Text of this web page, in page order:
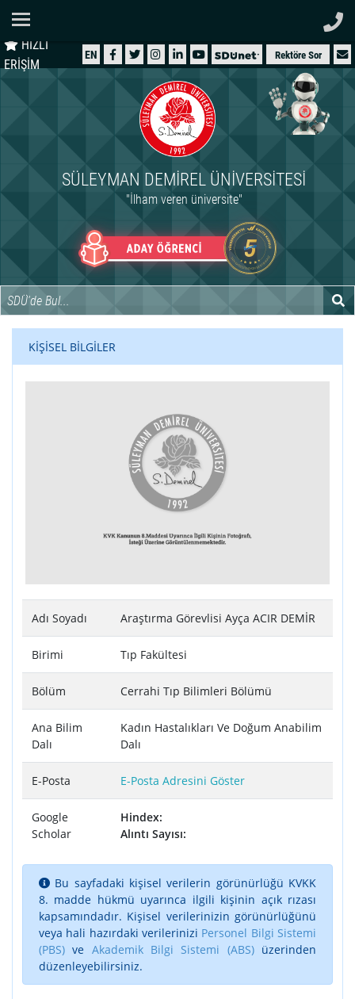
HIZLI
ERİŞİM
EN Rektöre Sor
SÜLEYMAN DEMIREL ÜNIVERSITESI
"İlham veren üniversite"
ÜNİVERSİTEMİZ
İDARİ
ARAŞTIRMA
INTERNATIONAL
KİŞİSEL BİLGİLER
Adı Soyadı Araştırma Görevlisi Ayça ACIR DEMİR
Birimi Tıp Fakültesi
Bölüm Cerrahi Tıp Bilimleri Bölümü
Ana Bilim
Dalı
Kadın Hastalıkları Ve Doğum Anabilim
Dalı
E-Posta E-Posta Adresini Göster
Google
Scholar
Hindex:
Alıntı Sayısı:
Bu sayfadaki kişisel verilerin görünürlüğü KVKK
8. madde hükmü uyarınca ilgili kişinin açık rızası
kapsamındadır. Kişisel verilerinizin görünürlüğünü
veya hali hazırdaki verilerinizi Personel Bilgi Sistemi
(PBS) ve Akademik Bilgi Sistemi (ABS)üzerinden
düzenleyebilirsiniz.